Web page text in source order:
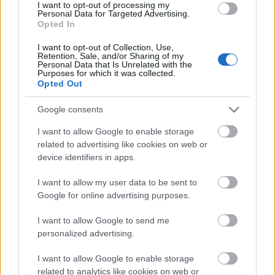
I want to opt-out of processing my
Personal Data for Targeted Advertising.
Opted In
I want to opt-out of Collection, Use,
Retention, Sale, and/or Sharing of my
Personal Data that Is Unrelated with the
Purposes for which it was collected.
Opted Out
Google consents
I want to allow Google to enable storage
related to advertising like cookies on web or
device identifiers in apps.
I want to allow my user data to be sent to
Google for online advertising purposes.
I want to allow Google to send me
personalized advertising.
I want to allow Google to enable storage
related to analytics like cookies on web or
este mana domnisoarelor de onoare. Nu te gandi ca
l-au invitat ca sa iti strice momentul, poate doar s-
au gandit ca va fi amuzant, dar cel mai bine este sa
le confrunti si sa le spui ca relatiile cu fostii tai sunt
in trecut. Acelasi lucru este valabil si daca unul
dintre cei care ti-au fost iubiti incep sa te caute pe
retelele de socializare.
5. Se plang ca esti bridezilla
Atunci cand iti organizezi nunta, s-ar putea sa ai
momente in care te vei simti mai tensionata. Ideal
se intampla asta, prietenele tale nu ar trebui sa
starnesc tot felul de discutii, la fiecare inflexiune a